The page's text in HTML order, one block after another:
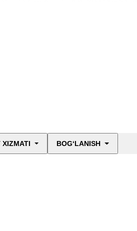
XIZMATI BOG‘LANISH